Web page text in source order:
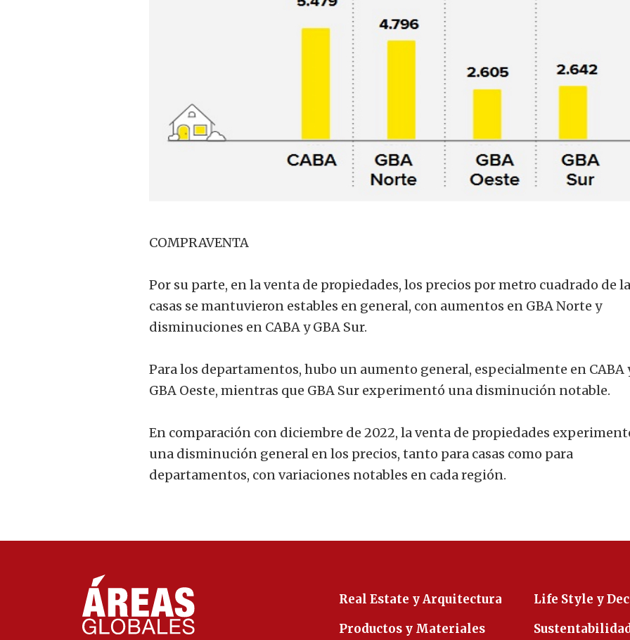
COMPRAVENTA
Por su parte, en la venta de propiedades, los precios por metro cuadrado de
casas se mantuvieron estables en general, con aumentos en GBA Norte y
disminuciones en CABA y GBA Sur.
Para los departamentos, hubo un aumento general, especialmente en CABA
GBA Oeste, mientras que GBA Sur experimentó una disminución notable.
En comparación con diciembre de 2022, la venta de propiedades
una disminución general en los precios, tanto para casas como para
departamentos, con variaciones notables en cada región.
Real Estate y Arquitectura
Productos y Materiales
Life Style y